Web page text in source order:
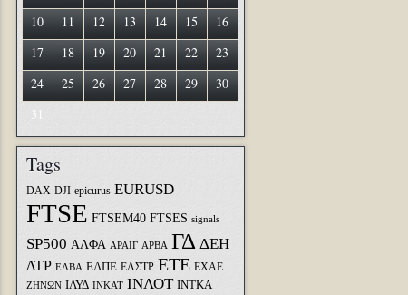
10
11 12 13 14 15
16
17
18 19 20 21 22
23
24
25 26 27 28 29
30
31
Tags
DAX DJI epicurus EURUSD
FTSE FTSEM40 FTSES signals
SP500 ΑΛΦΑ ΑΡΑΙΓ ΑΡΒΑ ΓΔ ΔΕΗ
ΔΤΡ ΕΛΒΑ ΕΛΠΕ ΕΛΣΤΡ ΕΤΕ ΕΧΑΕ
ΖΗΝΩΝ ΙΛΥΔ ΙΝΚΑΤ ΙΝΛΟΤ ΙΝΤΚΑ